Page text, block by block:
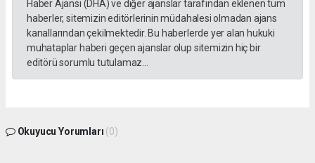
Haber Ajansı (DHA) ve diğer ajanslar tarafından eklenen tüm
haberler, sitemizin editörlerinin müdahalesi olmadan ajans
kanallarından çekilmektedir. Bu haberlerde yer alan hukuki
muhataplar haberi geçen ajanslar olup sitemizin hiç bir
editörü sorumlu tutulamaz...
Okuyucu Yorumları (0)